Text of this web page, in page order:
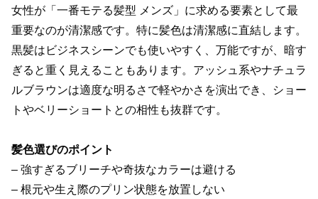
女性が「一番モテる髪型 メンズ」に求める要素として最
重要なのが清潔感です。特に髪色は清潔感に直結します。
黒髪はビジネスシーンでも使いやすく、万能ですが、暗す
ぎると重く見えることもあります。アッシュ系やナチュラ
ルブラウンは適度な明るさで軽やかさを演出でき、ショー
トやベリーショートとの相性も抜群です。
髪色選びのポイント
– 強すぎるブリーチや奇抜なカラーは避ける
– 根元や生え際のプリン状態を放置しない